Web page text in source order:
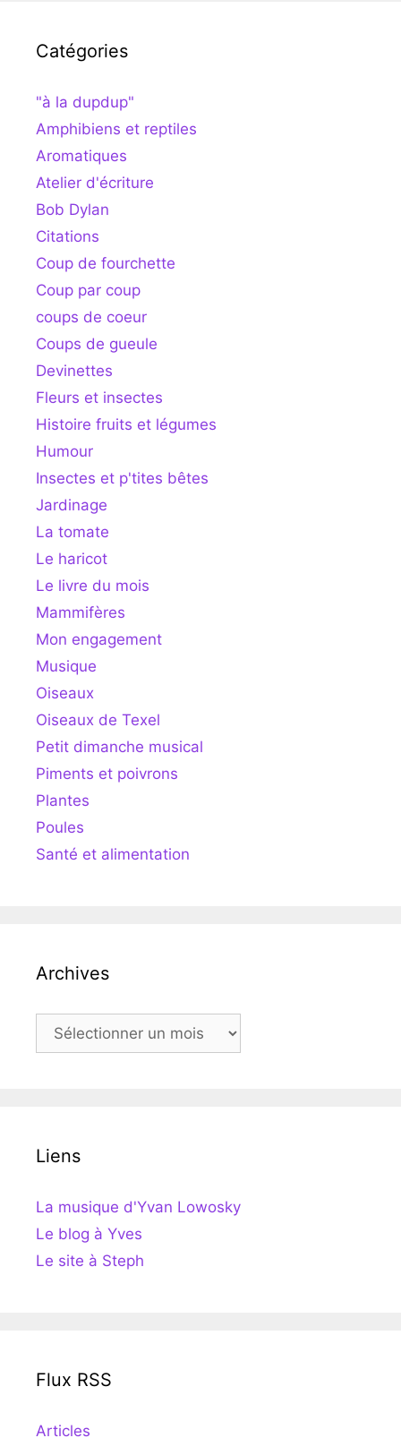
Catégories
"à la dupdup"
Amphibiens et reptiles
Aromatiques
Atelier d'écriture
Bob Dylan
Citations
Coup de fourchette
Coup par coup
coups de coeur
Coups de gueule
Devinettes
Fleurs et insectes
Histoire fruits et légumes
Humour
Insectes et p'tites bêtes
Jardinage
La tomate
Le haricot
Le livre du mois
Mammifères
Mon engagement
Musique
Oiseaux
Oiseaux de Texel
Petit dimanche musical
Piments et poivrons
Plantes
Poules
Santé et alimentation
Archives
Archives
Liens
La musique d'Yvan Lowosky
Le blog à Yves
Le site à Steph
Flux RSS
Articles